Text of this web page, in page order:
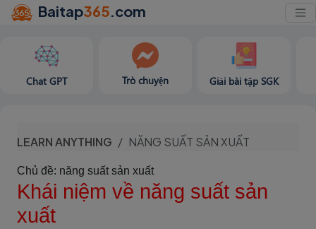
Baitap365.com
Chat GPT Trò chuyện Giải bài tập SGK
LEARN ANYTHING NĂNG SUẤT SẢN XUẤT
Chủ đề: năng suất sản xuất
Khái niệm về năng suất sản
xuất